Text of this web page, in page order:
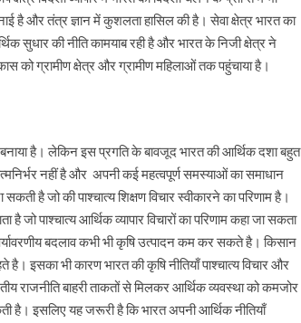
है और तंत्र ज्ञान में कुशलता हासिल की है। सेवा क्षेत्र भारत का
सुधार की नीति कामयाब रही है और भारत के निजी क्षेत्र ने
को ग्रामीण क्षेत्र और ग्रामीण महिलाओं तक पहुंचाया है।
बनाया है। लेकिन इस प्रगति के बावजूद भारत की आर्थिक दशा बहुत
नहीं है और अपनी कई महत्वपूर्ण समस्याओं का समाधान
है जो की पाश्चात्य शिक्षण विचार स्वीकारने का परिणाम है।
है जो पाश्चात्य आर्थिक व्यापार विचारों का परिणाम कहा जा सकता
बदलाव कभी भी कृषि उत्पादन कम कर सकते है। किसान
इसका भी कारण भारत की कृषि नीतियाँ पाश्चात्य विचार और
राजनीति बाहरी ताकतों से मिलकर आर्थिक व्यवस्था को कमजोर
है। इसलिए यह जरूरी है कि भारत अपनी आर्थिक नीतियाँ